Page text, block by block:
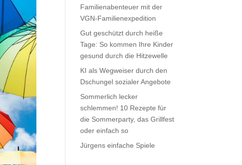
Familienabenteuer mit der
VGN-Familienexpedition
Gut geschützt durch heiße
Tage: So kommen Ihre Kinder
gesund durch die Hitzewelle
KI als Wegweiser durch den
Dschungel sozialer Angebote
Sommerlich lecker
schlemmen! 10 Rezepte für
die Sommerparty, das Grillfest
oder einfach so
Jürgens einfache Spiele